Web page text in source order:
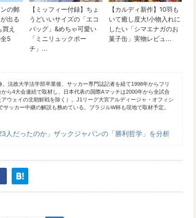
法政大学法学部卒業後、サッカー専門誌記者を経て1998年からフリ
ら4大会連続で取材し、日本代表の国際Aマッチは2000年から全試合
ウェイの北朝鮮戦を除く）。J1リーグ大宮アルディージャ・オフィシ
サッカー中継の解説も務めている。ブラジルW杯も現地で取材予定。
人だったのか」ザックジャパンの「勝利哲学」を分析